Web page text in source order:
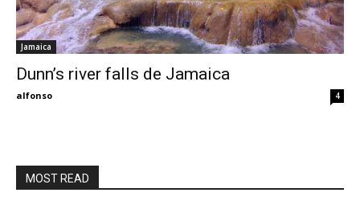
My
Jamaica
Dunn’s river falls de Jamaica
alfonso 4
MOST READ